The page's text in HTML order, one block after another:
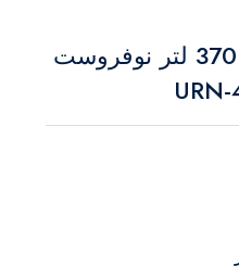
ثلاجة يونيون اير بلاتنيوم 370 لتر نوفروست